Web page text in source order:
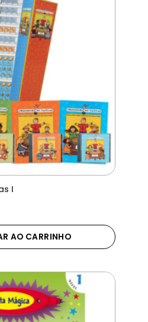
I
AO CARRINHO